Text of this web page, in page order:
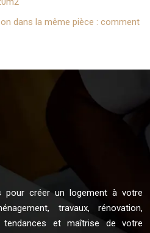
dans la même pièce : comment
pour créer un logement à votre
travaux, rénovation,
tendances et maîtrise de votre